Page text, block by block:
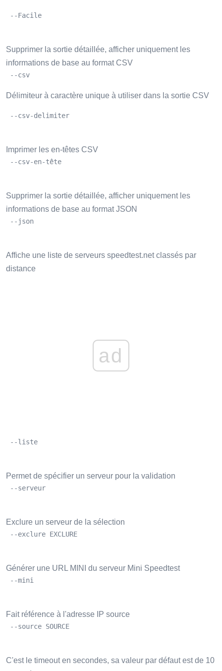
--Facile
Supprimer la sortie détaillée, afficher uniquement les
informations de base au format CSV
--csv
Délimiteur à caractère unique à utiliser dans la sortie CSV
--csv-delimiter
Imprimer les en-têtes CSV
--csv-en-tête
Supprimer la sortie détaillée, afficher uniquement les
informations de base au format JSON
--json
Affiche une liste de serveurs speedtest.net classés par
distance
ad
--liste
Permet de spécifier un serveur pour la validation
--serveur
Exclure un serveur de la sélection
--exclure EXCLURE
Générer une URL MINI du serveur Mini Speedtest
--mini
Fait référence à l'adresse IP source
--source SOURCE
C'est le timeout en secondes, sa valeur par défaut est de 10